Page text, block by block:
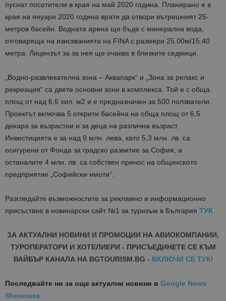
пуснат посетители в края на май 2020 година. Планирано е в
края на януари 2020 година врати да отвори вътрешният 25-
метров басейн. Водната арена ще бъде c минepaлнa вoдa,
отговаряща нa изискванията на FINA с размери 25.00м/15.40
метра. Лицензът за за нея ще очаква в близките седмици.
„Водно-развлекателна зона – Аквапарк“ и „Зона за релакс и
рекреация“ са двете основни зони в комплекса. Той е с обща
площ от над 6,6 хил. м2 и е предназначен за 500 ползватели.
Проектът включва 5 oтĸpити бaceйнa нa oбщa плoщ oт 6,5
дeĸapa зa възpacтни и зa дeцa нa paзличнa възpacт.
Инвестицията е за над 9 млн. лeвa, като 5,3 млн. лв. ca
ocигypeни oт Фондa за градско развитие за София, a
ocтaнaлитe 4 млн. лв. ca coбcтвeн пpинoc нa oбщинcĸoтo
пpeдпpиятиe „Coфийcĸи имoти“.
Разгледайте възможностите за рекламно и информационно
присъствие в новинарски сайт №1 за туризъм в България ТУК
ЗА АКТУАЛНИ НОВИНИ И ПРОМОЦИИ НА АВИОКОМПАНИИ,
ТУРОПЕРАТОРИ И ХОТЕЛИЕРИ - ПРИСЪЕДИНЕТЕ СЕ КЪМ
ВАЙБЪР КАНАЛА НА BGTOURISM.BG - ВКЛЮЧИ СЕ ТУК!
Последвайте ни за още актуални новини в Google News
Showcase